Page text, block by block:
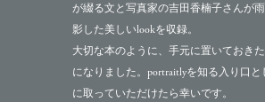
が綴る文と写真家の吉田香楠子さんが
影した美しいlookを収録。
大切な本のように、手元に置いておき
になりました。portraitlyを知る入り口
に取っていただけたら幸いです。